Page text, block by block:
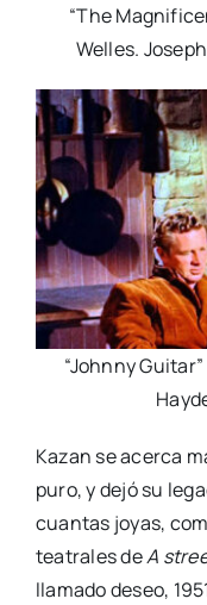
“The
Welles.
“Johnny
Kazan se acerca
puro, y dejó su
cuantas joyas,
teatrales deA
llamado deseo,